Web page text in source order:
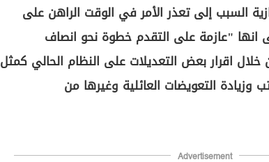
السبب إلى تعذر الأمر في الوقت الراهن على
انها "عازمة على التقدم خطوة نحو انصاف
اقرار بعض التعديلات على النظام الحالي كمثل
وزيادة التعويضات العائلية وغيرها من
Advertisement